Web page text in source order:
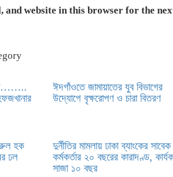
and website in this browser for the
ঈদগাঁওতে জামায়াতের যুব বিভাগের
উদ্যোগে বৃক্ষরোপণ ও চারা বিতরণ
হক
ঢল
দুর্নীতির মামলায় ঢাকা ব্যাংকের
কর্মকর্তার ২০ বছরের কারাদণ্ড,
সাজা ১০ বছর